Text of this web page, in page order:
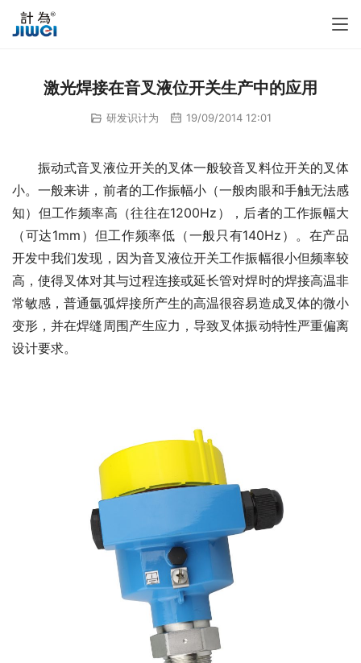
激光焊接在音叉液位开关生产中的应用
研发识计为 19/09/2014 12:01
振动式音叉液位开关的叉体一般较音叉料位开关的叉体
小。一般来讲，前者的工作振幅小（一般肉眼和手触无法感
知）但工作频率高（往往在1200Hz），后者的工作振幅大
（可达1mm）但工作频率低（一般只有140Hz）。在产品
开发中我们发现，因为音叉液位开关工作振幅很小但频率较
高，使得叉体对其与过程连接或延长管对焊时的焊接高温非
常敏感，普通氩弧焊接所产生的高温很容易造成叉体的微小
变形，并在焊缝周围产生应力，导致叉体振动特性严重偏离
设计要求。